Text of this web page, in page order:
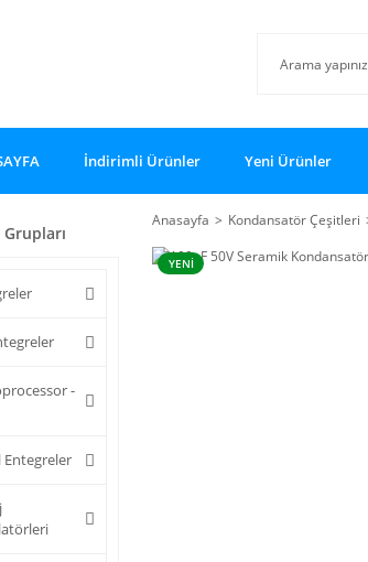
İndirimli Ürünler Yeni Ürünler
-
Entegreler
Anasayfa Kondansatör Çeşitleri
YENİ